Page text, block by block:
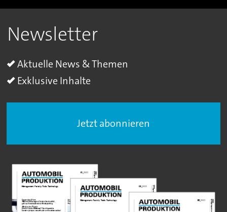
Newsletter
Aktuelle News & Themen
Exklusive Inhalte
Jetzt abonnieren